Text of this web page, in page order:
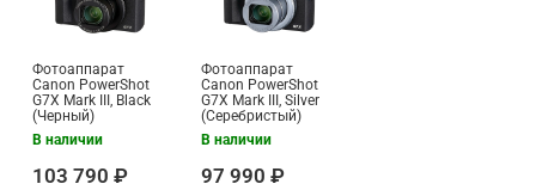
Фотоаппарат
Canon PowerShot
G7X Mark III, Black
(Черный)
В наличии
103 790 ₽
Фотоаппарат
Canon PowerShot
G7X Mark III, Silver
(Серебристый)
В наличии
97 990 ₽